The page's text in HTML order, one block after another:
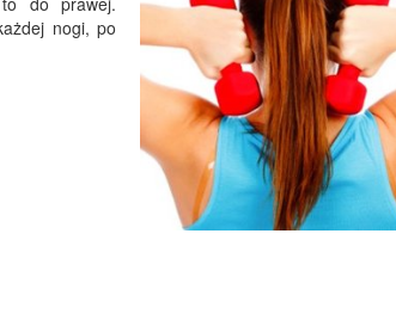
nogi, po